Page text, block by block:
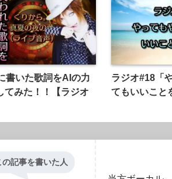
書いた歌詞をAIの力
てみた！！【ラジオ
ラジオ#18「
てもいいこと
の記事を書いた人